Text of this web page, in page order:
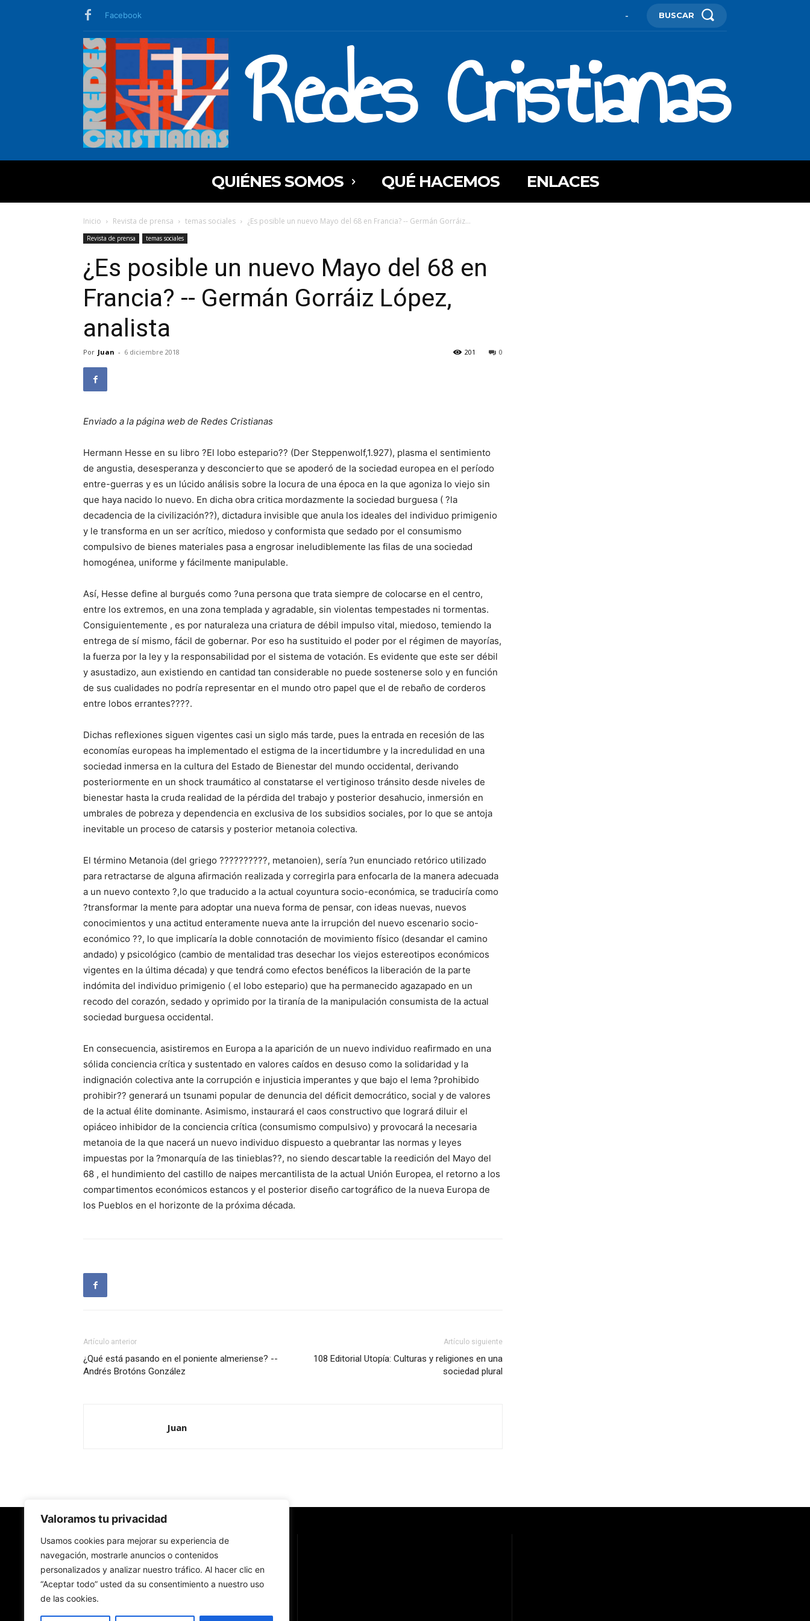
Valoramos tu privacidad
Usamos cookies para mejorar su experiencia de
navegación, mostrarle anuncios o contenidos
personalizados y analizar nuestro tráfico. Al hacer clic en
“Aceptar todo” usted da su consentimiento a nuestro uso
de las cookies.
Facebook - BUSCAR
Redes Cristianas
QUIÉNES SOMOS QUÉ HACEMOS ENLACES
Inicio Revista de prensa temas sociales ¿Es posible un nuevo Mayo del 68 en Francia? -- Germán Gorráiz...
Revista de prensa temas sociales
¿Es posible un nuevo Mayo del 68 en
Francia? -- Germán Gorráiz López,
analista
Por Juan - 6 diciembre 2018 0
201
Enviado a la página web de Redes Cristianas
Hermann Hesse en su libro ?El lobo estepario?? (Der Steppenwolf,1.927), plasma el sentimiento
de angustia, desesperanza y desconcierto que se apoderó de la sociedad europea en el período
entre-guerras y es un lúcido análisis sobre la locura de una época en la que agoniza lo viejo sin
que haya nacido lo nuevo. En dicha obra critica mordazmente la sociedad burguesa ( ?la
decadencia de la civilización??), dictadura invisible que anula los ideales del individuo primigenio
y le transforma en un ser acrítico, miedoso y conformista que sedado por el consumismo
compulsivo de bienes materiales pasa a engrosar ineludiblemente las filas de una sociedad
homogénea, uniforme y fácilmente manipulable.
Así, Hesse define al burgués como ?una persona que trata siempre de colocarse en el centro,
entre los extremos, en una zona templada y agradable, sin violentas tempestades ni tormentas.
Consiguientemente , es por naturaleza una criatura de débil impulso vital, miedoso, temiendo la
entrega de sí mismo, fácil de gobernar. Por eso ha sustituido el poder por el régimen de mayorías,
la fuerza por la ley y la responsabilidad por el sistema de votación. Es evidente que este ser débil
y asustadizo, aun existiendo en cantidad tan considerable no puede sostenerse solo y en función
de sus cualidades no podría representar en el mundo otro papel que el de rebaño de corderos
entre lobos errantes????.
Dichas reflexiones siguen vigentes casi un siglo más tarde, pues la entrada en recesión de las
economías europeas ha implementado el estigma de la incertidumbre y la incredulidad en una
sociedad inmersa en la cultura del Estado de Bienestar del mundo occidental, derivando
posteriormente en un shock traumático al constatarse el vertiginoso tránsito desde niveles de
bienestar hasta la cruda realidad de la pérdida del trabajo y posterior desahucio, inmersión en
umbrales de pobreza y dependencia en exclusiva de los subsidios sociales, por lo que se antoja
inevitable un proceso de catarsis y posterior metanoia colectiva.
El término Metanoia (del griego ??????????, metanoien), sería ?un enunciado retórico utilizado
para retractarse de alguna afirmación realizada y corregirla para enfocarla de la manera adecuada
a un nuevo contexto ?,lo que traducido a la actual coyuntura socio-económica, se traduciría como
?transformar la mente para adoptar una nueva forma de pensar, con ideas nuevas, nuevos
conocimientos y una actitud enteramente nueva ante la irrupción del nuevo escenario socio-
económico ??, lo que implicaría la doble connotación de movimiento físico (desandar el camino
andado) y psicológico (cambio de mentalidad tras desechar los viejos estereotipos económicos
vigentes en la última década) y que tendrá como efectos benéficos la liberación de la parte
indómita del individuo primigenio ( el lobo estepario) que ha permanecido agazapado en un
recodo del corazón, sedado y oprimido por la tiranía de la manipulación consumista de la actual
sociedad burguesa occidental.
En consecuencia, asistiremos en Europa a la aparición de un nuevo individuo reafirmado en una
sólida conciencia crítica y sustentado en valores caídos en desuso como la solidaridad y la
indignación colectiva ante la corrupción e injusticia imperantes y que bajo el lema ?prohibido
prohibir?? generará un tsunami popular de denuncia del déficit democrático, social y de valores
de la actual élite dominante. Asimismo, instaurará el caos constructivo que logrará diluir el
opiáceo inhibidor de la conciencia crítica (consumismo compulsivo) y provocará la necesaria
metanoia de la que nacerá un nuevo individuo dispuesto a quebrantar las normas y leyes
impuestas por la ?monarquía de las tinieblas??, no siendo descartable la reedición del Mayo del
68 , el hundimiento del castillo de naipes mercantilista de la actual Unión Europea, el retorno a los
compartimentos económicos estancos y el posterior diseño cartográfico de la nueva Europa de
los Pueblos en el horizonte de la próxima década.
Artículo anterior
¿Qué está pasando en el poniente almeriense? --
Andrés Brotóns González
Artículo siguiente
108 Editorial Utopía: Culturas y religiones en una
sociedad plural
Juan
Redes Cristianas
Una mirada alternativa sobre la Iglesia católica y la
- Colectivos de Redes Cristianas